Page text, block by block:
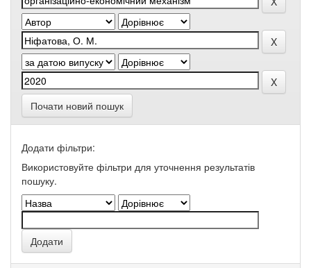
Почати новий пошук
Додати фільтри:
Використовуйте фільтри для уточнення результатів
пошуку.